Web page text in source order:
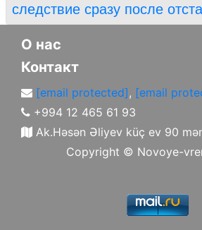
следствие сразу после
О нас
Контакт
[email protected], [email
+994 12 465 61 93
Ak.Həsən Əliyev küç ev 90
Copyright © Novoye-